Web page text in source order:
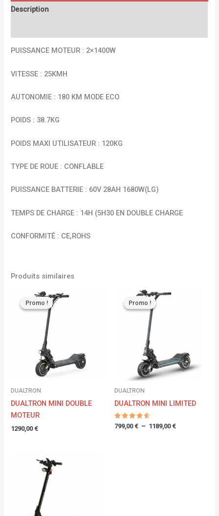
Description
PUISSANCE MOTEUR : 2×1400W
VITESSE : 25KMH
AUTONOMIE : 180 KM MODE ECO
POIDS : 38.7KG
POIDS MAXI UTILISATEUR : 120KG
TYPE DE ROUE : CONFLABLE
PUISSANCE BATTERIE : 60V 28AH 1680W(LG)
TEMPS DE CHARGE : 14H (5H30 EN DOUBLE CHARGE
CONFORMITÉ : CE,ROHS
Produits similaires
Promo !
Promo !
DUALTRON
DUALTRON MINI DOUBLE
MOTEUR
1290,00€
Promo !
Promo !
DUALTRON
DUALTRON MINI LIMITED
Note
4.40
799,00€ – 1189,00€